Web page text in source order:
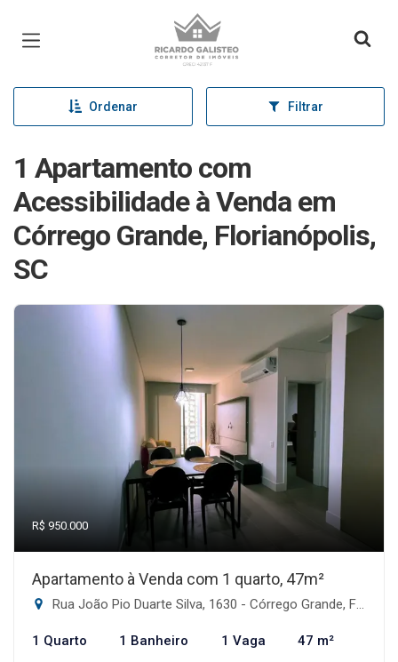
Página inicial
Ordenar Filtrar
1 Apartamento com
Acessibilidade à Venda em
Córrego Grande, Florianópolis,
SC
R$ 950.000
Apartamento à Venda com 1 quarto, 47m²
Rua João Pio Duarte Silva, 1630 - Córrego Grande, Florianópolis-SC
1 Quarto 1 Banheiro 1 Vaga 47 m²